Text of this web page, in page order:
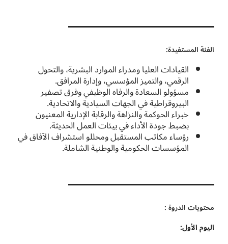
الفئة المستفيدة:
القيادات العليا ومدراء الموارد البشرية، والتحول
الرقمي، والتميز المؤسسي، وإدارة المرافق.
مسؤولو السعادة والرفاه الوظيفي وفرق تصفير
البيروقراطية في الجهات السيادية والاتحادية.
خبراء الحوكمة والنزاهة والرقابة الإدارية المعنيون
بضبط جودة الأداء في بيئات العمل الحديثة.
رؤساء مكاتب المستقبل ومحللو استشراف الآفاق في
المؤسسات الحكومية والوطنية الشاملة.
محتويات الدروة :
اليوم الأول: